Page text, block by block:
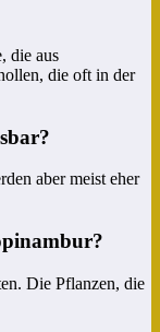
die aus
die oft in der
aber meist eher
Die Pflanzen, die